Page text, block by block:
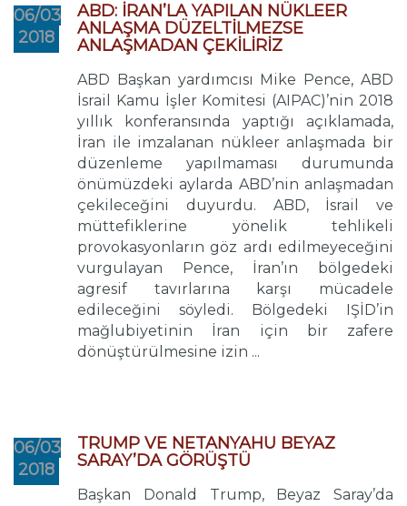
06/03
2018
ABD: İRAN’LA YAPILAN NÜKLEER
ANLAŞMA DÜZELTİLMEZSE
ANLAŞMADAN ÇEKİLİRİZ
ABD Başkan yardımcısı Mike Pence, ABD
İsrail Kamu İşler Komitesi (AIPAC)’nin 2018
yıllık konferansında yaptığı açıklamada,
İran ile imzalanan nükleer anlaşmada bir
düzenleme yapılmaması durumunda
önümüzdeki aylarda ABD’nin anlaşmadan
çekileceğini duyurdu. ABD, İsrail ve
müttefiklerine yönelik tehlikeli
provokasyonların göz ardı edilmeyeceğini
vurgulayan Pence, İran’ın bölgedeki
agresif tavırlarına karşı mücadele
edileceğini söyledi. Bölgedeki IŞİD’in
mağlubiyetinin İran için bir zafere
dönüştürülmesine izin ...
06/03
2018
TRUMP VE NETANYAHU BEYAZ
SARAY’DA GÖRÜŞTÜ
Başkan Donald Trump, Beyaz Saray’da